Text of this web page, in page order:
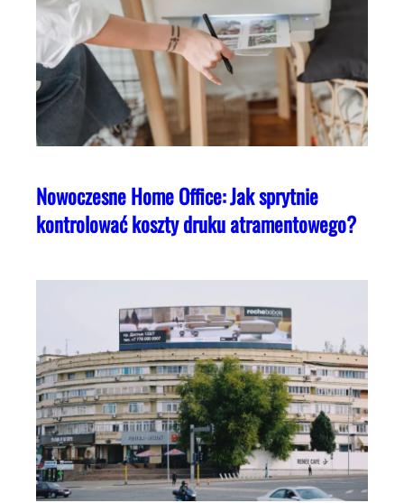
Nowoczesne Home Office: Jak sprytnie
kontrolować koszty druku atramentowego?